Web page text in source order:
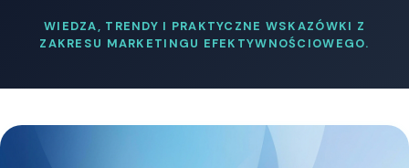
WIEDZA, TRENDY I PRAKTYCZNE WSKAZÓWKI Z
ZAKRESU MARKETINGU EFEKTYWNOŚCIOWEGO.